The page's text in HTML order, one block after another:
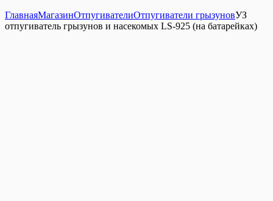
ГлавнаяМагазинОтпугивателиОтпугиватели грызуновУЗ
отпугиватель грызунов и насекомых LS-925 (на батарейках)